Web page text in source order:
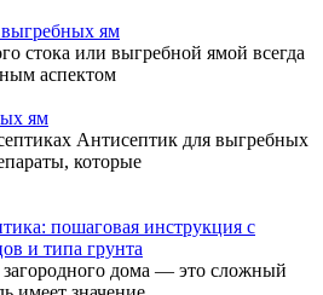
выгребных ям
стока или выгребной ямой всегда
аспектом
ям
Антисептик для выгребных
которые
пошаговая инструкция с
и типа грунта
загородного дома — это сложный